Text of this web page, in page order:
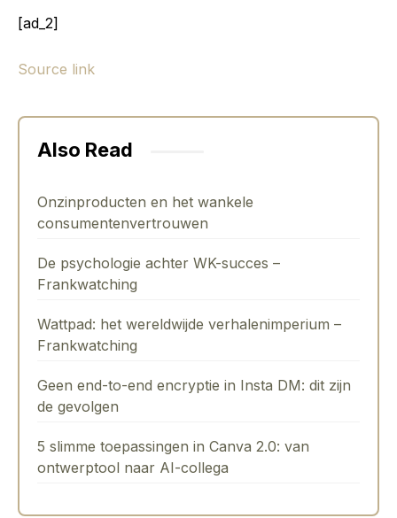
[ad_2]
Source link
Also Read
Onzinproducten en het wankele
consumentenvertrouwen
De psychologie achter WK-succes –
Frankwatching
Wattpad: het wereldwijde verhalenimperium –
Frankwatching
Geen end-to-end encryptie in Insta DM: dit zijn
de gevolgen
5 slimme toepassingen in Canva 2.0: van
ontwerptool naar AI-collega